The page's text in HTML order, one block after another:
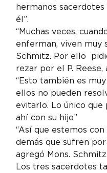
hermanos
él”.
“Muchas veces,
enferman, viven muy
Schmitz. Por ello
rezar por el P.
“Esto también es
ellos no pueden
evitarlo. Lo único
ahí con su hijo”
“Así que estemos
demás que sufren
agregó Mons. Schmitz.
Los tres sacerdotes